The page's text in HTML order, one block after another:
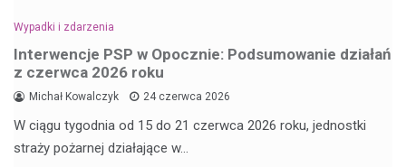
Wypadki i zdarzenia
Interwencje PSP w Opocznie: Podsumowanie działań
z czerwca 2026 roku
Michał Kowalczyk 24 czerwca 2026
W ciągu tygodnia od 15 do 21 czerwca 2026 roku, jednostki
straży pożarnej działające w…